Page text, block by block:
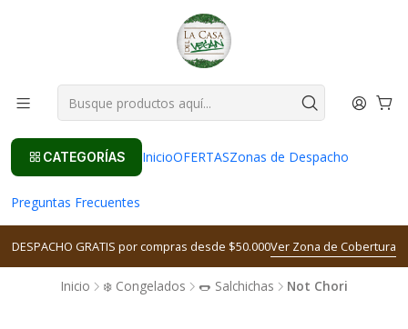
CATEGORÍAS InicioOFERTASZonas de Despacho
Preguntas Frecuentes
DESPACHO GRATIS por compras desde $50.000Ver Zona de Cobertura
Inicio ❄️ Congelados 🌭 Salchichas Not Chori